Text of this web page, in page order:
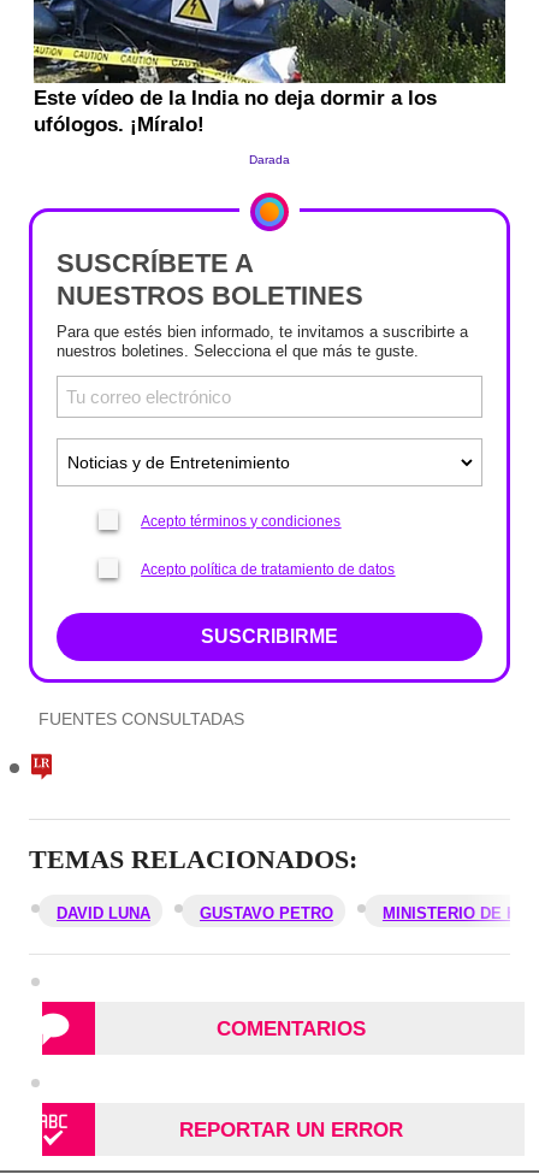
SUSCRÍBETE A
NUESTROS BOLETINES
Para que estés bien informado, te invitamos a suscribirte a
nuestros boletines. Selecciona el que más te guste.
Acepto términos y condiciones
Acepto política de tratamiento de datos
SUSCRIBIRME
FUENTES CONSULTADAS
TEMAS RELACIONADOS:
DAVID LUNA GUSTAVO PETRO MINISTERIO DE
COMENTARIOS
REPORTAR UN ERROR